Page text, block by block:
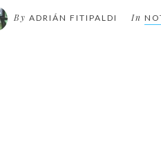
By ADRIÁN FITIPALDI In